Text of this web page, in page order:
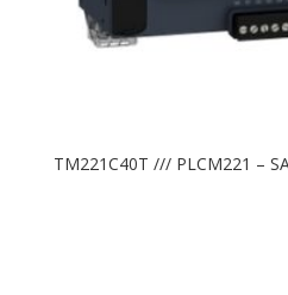
TM221C40T /// PLCM221 –